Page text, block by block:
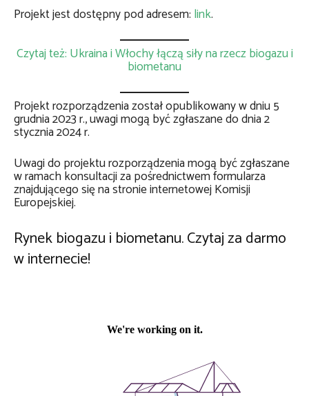
Projekt jest dostępny pod adresem: link.
Czytaj też: Ukraina i Włochy łączą siły na rzecz biogazu i
biometanu
Projekt rozporządzenia został opublikowany w dniu 5
grudnia 2023 r., uwagi mogą być zgłaszane do dnia 2
stycznia 2024 r.
Uwagi do projektu rozporządzenia mogą być zgłaszane
w ramach konsultacji za pośrednictwem formularza
znajdującego się na stronie internetowej Komisji
Europejskiej.
Rynek biogazu i biometanu. Czytaj za darmo
w internecie!